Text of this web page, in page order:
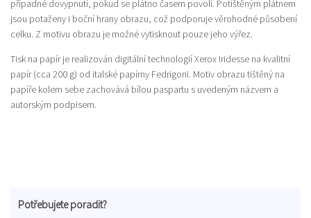
případné dovypnutí, pokud se plátno časem povolí. Potištěným plátnem
jsou potaženy i boční hrany obrazu, což podporuje věrohodné působení
celku. Z motivu obrazu je možné vytisknout pouze jeho výřez.
Tisk na papír je realizován digitální technologií Xerox Iridesse na kvalitní
papír (cca 200 g) od italské papírny Fedrigoni. Motiv obrazu tištěný na
papíře kolem sebe zachovává bílou paspartu s uvedeným názvem a
autorským podpisem.
Potřebujete poradit?